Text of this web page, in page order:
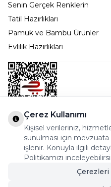
Senin Gerçek Renklerin
Tatil Hazırlıkları
Pamuk ve Bambu Ürünler
Evlilik Hazırlıkları
Bostancı Mah. Dar yol
Kadıköy - İSTANBUL
Çerez Kullanımı
Kişisel verileriniz,
sunulması için
işlenir. Konuyla ilgili
Politikamızı